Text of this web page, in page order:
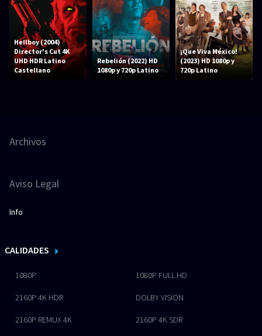
Hellboy (2004)
Director's Cut 4K
UHD HDR Latino
Castellano
Rebelión (2022) HD
1080p y 720p Latino
¡Que Viva México!
(2023) HD 1080p y
720p Latino
Archivos
Aviso Legal
Info
CALIDADES
1080P 1080P FULL HD
2160P 4K HDR DOLBY VISION
2160P REMUX 4K 2160P 4K SDR